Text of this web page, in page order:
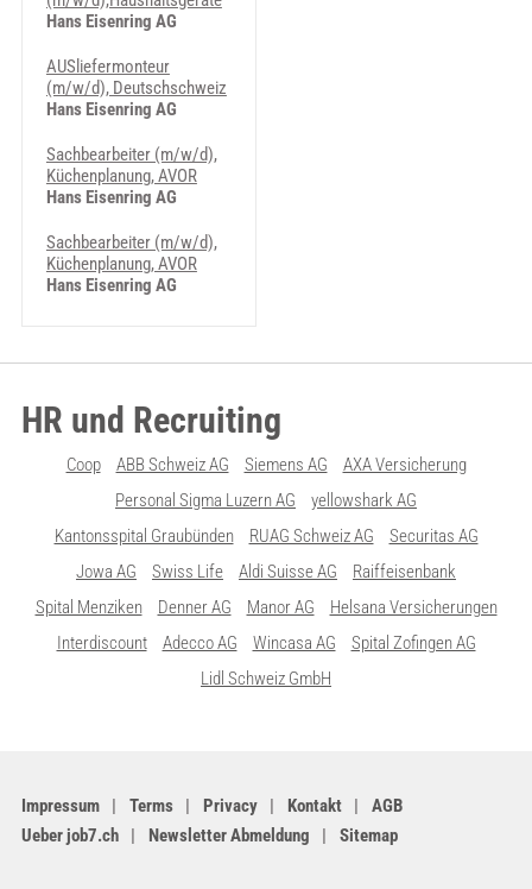
Hans Eisenring AG
AUSliefermonteur
(m/w/d), Deutschschweiz
Hans Eisenring AG
Sachbearbeiter (m/w/d),
Küchenplanung, AVOR
Hans Eisenring AG
Sachbearbeiter (m/w/d),
Küchenplanung, AVOR
Hans Eisenring AG
HR und Recruiting
Coop ABB Schweiz AG Siemens AG
AXA Versicherung
Personal Sigma Luzern AG
yellowshark AG
Kantonsspital Graubünden
RUAG Schweiz AG
Securitas AG
Jowa AG
Swiss Life Aldi Suisse AG
Raiffeisenbank
Spital Menziken
Denner AG Manor AG
Helsana Versicherungen
Interdiscount
Adecco AG Wincasa AG
Spital Zofingen AG
Lidl Schweiz GmbH
Impressum Terms Privacy Kontakt
AGB
Ueber job7.ch
Newsletter Abmeldung Sitemap